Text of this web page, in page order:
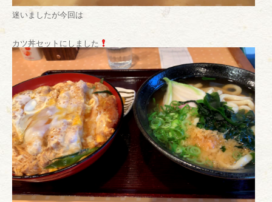
迷いましたが今回は
カツ丼セットにしました